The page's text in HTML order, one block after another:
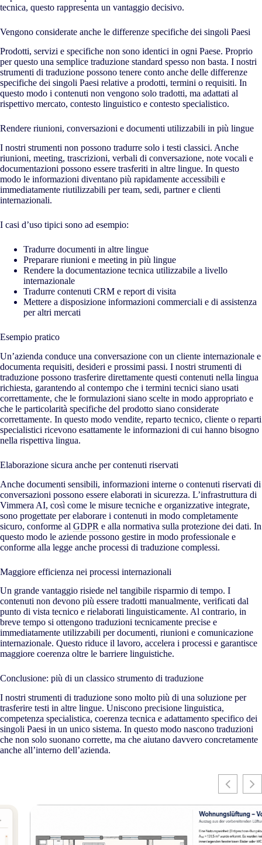
tecnica, questo rappresenta un vantaggio decisivo.
Vengono considerate anche le differenze specifiche dei singoli Paesi
Prodotti, servizi e specifiche non sono identici in ogni Paese. Proprio
per questo una semplice traduzione standard spesso non basta. I nostri
strumenti di traduzione possono tenere conto anche delle differenze
specifiche dei singoli Paesi relative a prodotti, termini o requisiti. In
questo modo i contenuti non vengono solo tradotti, ma adattati al
rispettivo mercato, contesto linguistico e contesto specialistico.
Rendere riunioni, conversazioni e documenti utilizzabili in più lingue
I nostri strumenti non possono tradurre solo i testi classici. Anche
riunioni, meeting, trascrizioni, verbali di conversazione, note vocali e
documentazioni possono essere trasferiti in altre lingue. In questo
modo le informazioni diventano più rapidamente accessibili e
immediatamente riutilizzabili per team, sedi, partner e clienti
internazionali.
I casi d’uso tipici sono ad esempio:
Tradurre documenti in altre lingue
Preparare riunioni e meeting in più lingue
Rendere la documentazione tecnica utilizzabile a livello
internazionale
Tradurre contenuti CRM e report di visita
Mettere a disposizione informazioni commerciali e di assistenza
per altri mercati
Esempio pratico
Un’azienda conduce una conversazione con un cliente internazionale e
documenta requisiti, desideri e prossimi passi. I nostri strumenti di
traduzione possono trasferire direttamente questi contenuti nella lingua
richiesta, garantendo al contempo che i termini tecnici siano usati
correttamente, che le formulazioni siano scelte in modo appropriato e
che le particolarità specifiche del prodotto siano considerate
correttamente. In questo modo vendite, reparto tecnico, cliente o reparti
specialistici ricevono esattamente le informazioni di cui hanno bisogno
nella rispettiva lingua.
Elaborazione sicura anche per contenuti riservati
Anche documenti sensibili, informazioni interne o contenuti riservati di
conversazioni possono essere elaborati in sicurezza. L’infrastruttura di
Vimmera AI, così come le misure tecniche e organizzative integrate,
sono progettate per elaborare i contenuti in modo completamente
sicuro, conforme al GDPR e alla normativa sulla protezione dei dati. In
questo modo le aziende possono gestire in modo professionale e
conforme alla legge anche processi di traduzione complessi.
Maggiore efficienza nei processi internazionali
Un grande vantaggio risiede nel tangibile risparmio di tempo. I
contenuti non devono più essere tradotti manualmente, verificati dal
punto di vista tecnico e rielaborati linguisticamente. Al contrario, in
breve tempo si ottengono traduzioni tecnicamente precise e
immediatamente utilizzabili per documenti, riunioni e comunicazione
internazionale. Questo riduce il lavoro, accelera i processi e garantisce
maggiore coerenza oltre le barriere linguistiche.
Conclusione: più di un classico strumento di traduzione
I nostri strumenti di traduzione sono molto più di una soluzione per
trasferire testi in altre lingue. Uniscono precisione linguistica,
competenza specialistica, coerenza tecnica e adattamento specifico dei
singoli Paesi in un unico sistema. In questo modo nascono traduzioni
che non solo suonano corrette, ma che aiutano davvero concretamente
anche all’interno dell’azienda.